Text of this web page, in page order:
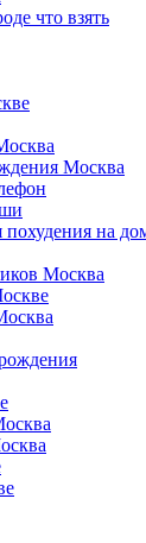
что взять
Москва
похудения на
Москва